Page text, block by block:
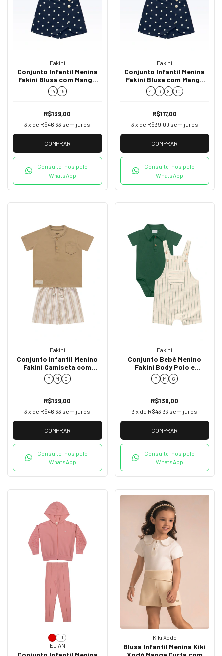
Fakini
Conjunto Infantil Menina
Fakini Blusa com Manga
Bufante e Short Saia Poá
02234
14 16
R$139,00
3 x de R$46,33 sem juros
COMPRAR
Consulte-nos pelo
WhatsApp
Fakini
Conjunto Infantil Menina
Fakini Blusa com Manga
Bufante e Short Saia Poá
02234
4 6 8 10
R$117,00
3 x de R$39,00 sem juros
COMPRAR
Consulte-nos pelo
WhatsApp
Fakini
Conjunto Infantil Menino
Fakini Camiseta com
Botões e Bermuda
Listrada 02050
P M G
R$139,00
3 x de R$46,33 sem juros
COMPRAR
Consulte-nos pelo
WhatsApp
Fakini
Conjunto Bebê Menino
Fakini Body Polo e
Jardineira Listrada 02064
P M G
R$130,00
3 x de R$43,33 sem juros
COMPRAR
Consulte-nos pelo
WhatsApp
+1
ELIAN
Conjunto Infantil Menina
Kiki Xodó
Blusa Infantil Menina Kiki
Xodó Manga Curta com